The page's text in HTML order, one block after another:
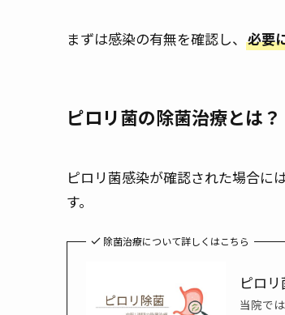
まずは感染の有無を確認し、 必要
ピロリ菌の除菌治療とは？
ピロリ菌感染が確認された場合に
す。
除菌治療について詳しくはこちら
ピロ
当院で